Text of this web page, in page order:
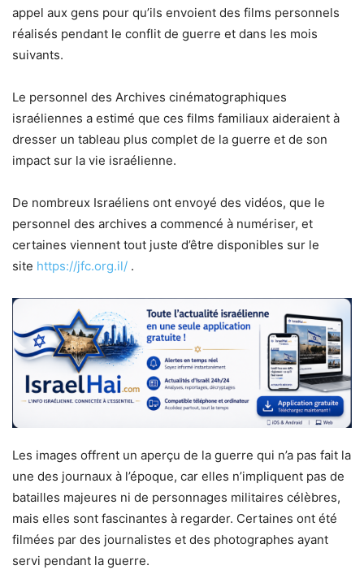
appel aux gens pour qu’ils envoient des films personnels
réalisés pendant le conflit de guerre et dans les mois
suivants.
Le personnel des Archives cinématographiques
israéliennes a estimé que ces films familiaux aideraient à
dresser un tableau plus complet de la guerre et de son
impact sur la vie israélienne.
De nombreux Israéliens ont envoyé des vidéos, que le
personnel des archives a commencé à numériser, et
certaines viennent tout juste d’être disponibles sur le
site https://jfc.org.il/ .
Les images offrent un aperçu de la guerre qui n’a pas fait la
une des journaux à l’époque, car elles n’impliquent pas de
batailles majeures ni de personnages militaires célèbres,
mais elles sont fascinantes à regarder. Certaines ont été
filmées par des journalistes et des photographes ayant
servi pendant la guerre.